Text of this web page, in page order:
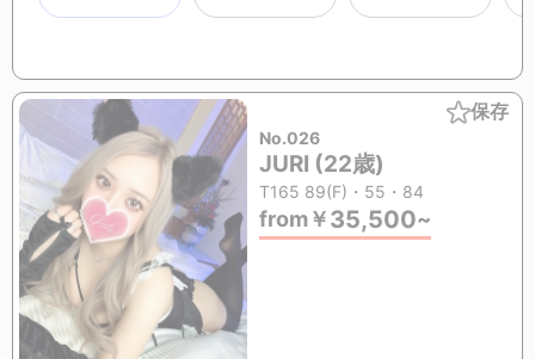
保存
No.026
JURI (22歳)
T165 89(F)・55・84
from￥35,500~